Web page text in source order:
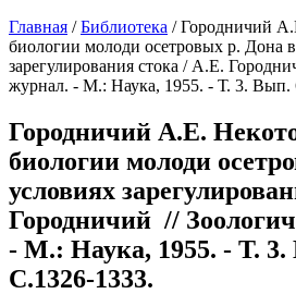
Главная /Библиотека /Городничий
биологии молоди осетровых р. Дона
зарегулирования стока / А.Е.
журнал. - М.: Наука, 1955. - Т. 3. Вып.
Городничий А.Е.
биологии молоди
условиях
Городничий //
- М.: Наука, 1955. - Т.
С.1326-1333.